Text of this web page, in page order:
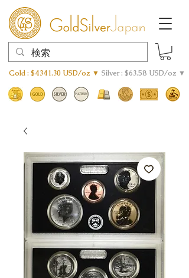
Gold : $4341.30 USD/oz ▼ Silver : $63.58 USD/oz ▼